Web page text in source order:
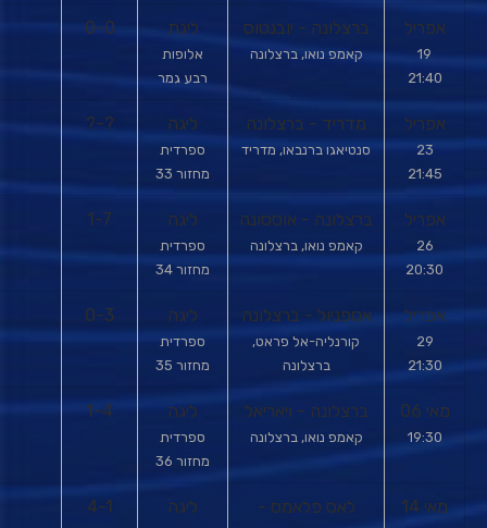
אפריל
19
21:40
ברצלונה - יובנטוס
קאמפ נואו, ברצלונה
ליגת
אלופות
רבע גמר
0-0
אפריל
23
21:45
מדריד - ברצלונה
סנטיאגו ברנבאו, מדריד
ליגה
ספרדית
מחזור 33
?-?
אפריל
26
20:30
ברצלונה - אוססונה
קאמפ נואו, ברצלונה
ליגה
ספרדית
מחזור 34
1-7
אפריל
29
21:30
אספניול - ברצלונה
קורנליה-אל פראט,
ברצלונה
ליגה
ספרדית
מחזור 35
0-3
מאי 06
19:30
ברצלונה - ויאריאל
קאמפ נואו, ברצלונה
ליגה
ספרדית
מחזור 36
1-4
מאי 14 לאס פלאמס - ליגה 4-1